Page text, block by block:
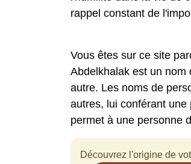
rappel constant de
Vous êtes sur ce site
Abdelkhalak est un nom
autre. Les noms de
autres, lui conférant
permet à une personne
Découvrez l'origine de